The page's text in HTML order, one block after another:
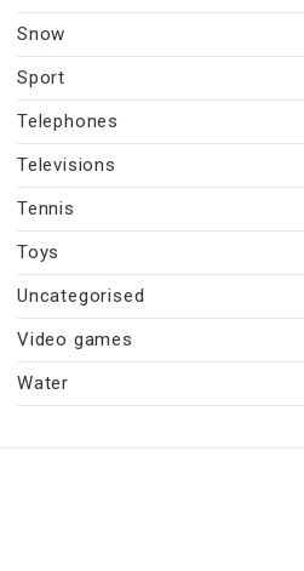
Snow
Sport
Telephones
Televisions
Tennis
Toys
Uncategorised
Video games
Water